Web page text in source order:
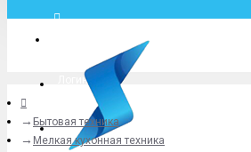
Логин
+79775619766
Бытовая техника
Мелкая кухонная техника